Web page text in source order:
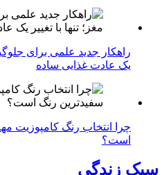
راهکار جدید علمی برای
یک عادت غذایی ساده
چرا انتخاب رنگ کامپوزیت
است؟
سبک زندگی